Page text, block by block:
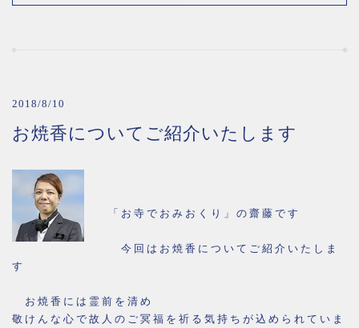
2018/8/10
お焼香についてご紹介いたします
「お寺でおみおくり」の齋藤です
今回はお焼香についてご紹介いたしま
す
お焼香には霊前を清め
敬けんな心で故人のご冥福を祈る気持ちが込められていま